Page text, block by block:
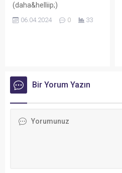
(daha&helliip;)
06.04.2024 0 33
Bir Yorum Yazın